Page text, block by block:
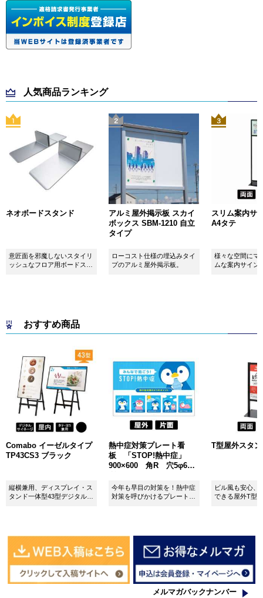
人気商品ランキング
ネオボードスタンド
意匠面を邪魔しないスタイリ
ッシュなフロア用ボードスタ
アルミ屋外掲示板 スカイ
ボックス SBM-1210 自立
タイプ
ローコスト仕様の埋込みタイ
プのアルミ屋外掲示板。
スリム案内サ
A4タテ
様々な空間にマ
ムな案内サイン
おすすめ商品
Comabo イーゼルタイプ
TP43CS3 ブラック
縦横兼用、ディスプレイ・ス
タンド一体型43型デジタルサ
熱中症対策プレート看
板 「STOP!熱中症」
900×600 角R 穴5φ6カ
今年も早目の対策を！熱中症
対策を呼びかけるプレート看
T型屋外スタ
ビル風も安心、
できる屋外T型
メルマガバックナンバー